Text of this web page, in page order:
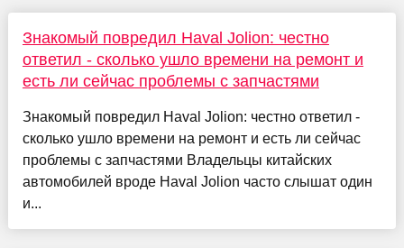
Знакомый повредил Haval Jolion: честно
ответил - сколько ушло времени на ремонт и
есть ли сейчас проблемы с запчастями
Знакомый повредил Haval Jolion: честно ответил -
сколько ушло времени на ремонт и есть ли сейчас
проблемы с запчастями Владельцы китайских
автомобилей вроде Haval Jolion часто слышат один
и...